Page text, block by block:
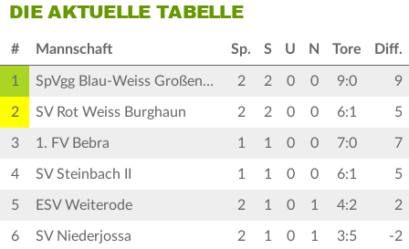
DIE AKTUELLE TABELLE
# Mannschaft Sp. S U N Tore Diff.
1 SpVgg Blau-Weiss Großentaft 2 2 0 0 9:0 9
2 SV Rot Weiss Burghaun 2 2 0 0 6:1 5
3 1. FV Bebra 1 1 0 0 7:0 7
4 SV Steinbach II 1 1 0 0 6:1 5
5 ESV Weiterode 2 1 0 1 4:2 2
6 SV Niederjossa 2 1 0 1 3:5 -2